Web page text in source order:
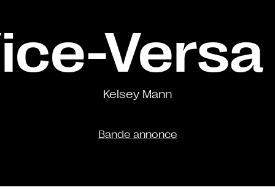
Versa
Kelsey Mann
Bande annonce